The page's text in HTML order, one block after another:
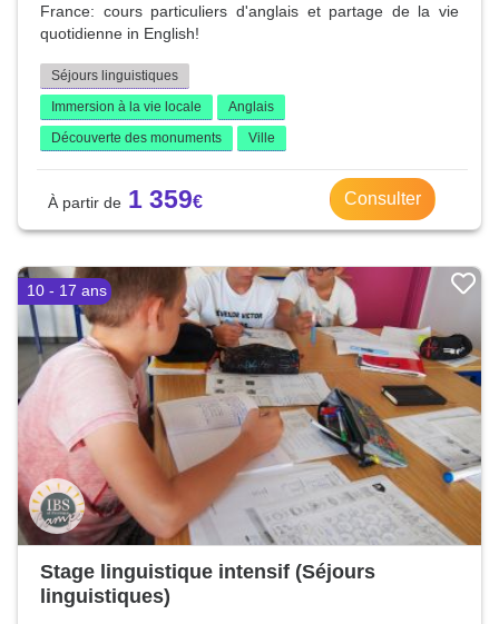
France: cours particuliers d'anglais et partage de la vie
quotidienne in English!
Séjours linguistiques
Immersion à la vie locale
Anglais
Découverte des monuments
Ville
1 359 Consulter
10 - 17 ans
Stage linguistique intensif (Séjours
linguistiques)